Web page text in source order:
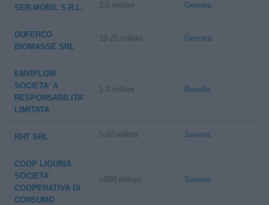
SER.MOBIL S.R.L. 2-5 milioni Genova
DUFERCO
BIOMASSE SRL
10-25 milioni Genova
ENVIPLOM
SOCIETA' A
RESPONSABILITA'
LIMITATA
1-2 milioni Busalla
RHT SRL 5-10 milioni Savona
COOP LIGURIA
SOCIETA'
COOPERATIVA DI
CONSUMO
>500 milioni Savona